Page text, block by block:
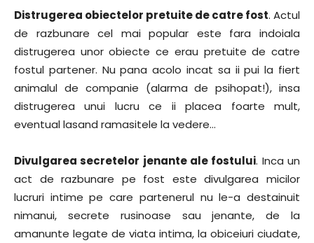
Distrugerea obiectelor pretuite de catre fost. Actul
de razbunare cel mai popular este fara indoiala
distrugerea unor obiecte ce erau pretuite de catre
fostul partener. Nu pana acolo incat sa ii pui la fiert
animalul de companie (alarma de psihopat!), insa
distrugerea unui lucru ce ii placea foarte mult,
eventual lasand ramasitele la vedere…
Divulgarea secretelor jenante ale fostului. Inca un
act de razbunare pe fost este divulgarea micilor
lucruri intime pe care partenerul nu le-a destainuit
nimanui, secrete rusinoase sau jenante, de la
amanunte legate de viata intima, la obiceiuri ciudate,